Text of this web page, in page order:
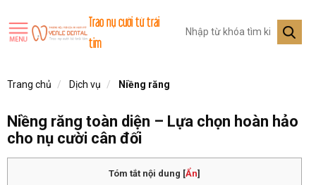
Trao nụ cười từ trái
tim
Trang chủ Dịch vụ Niềng răng
Niềng răng toàn diện – Lựa chọn hoàn hảo
cho nụ cười cân đối
Tóm tắt nội dung [Ẩn]